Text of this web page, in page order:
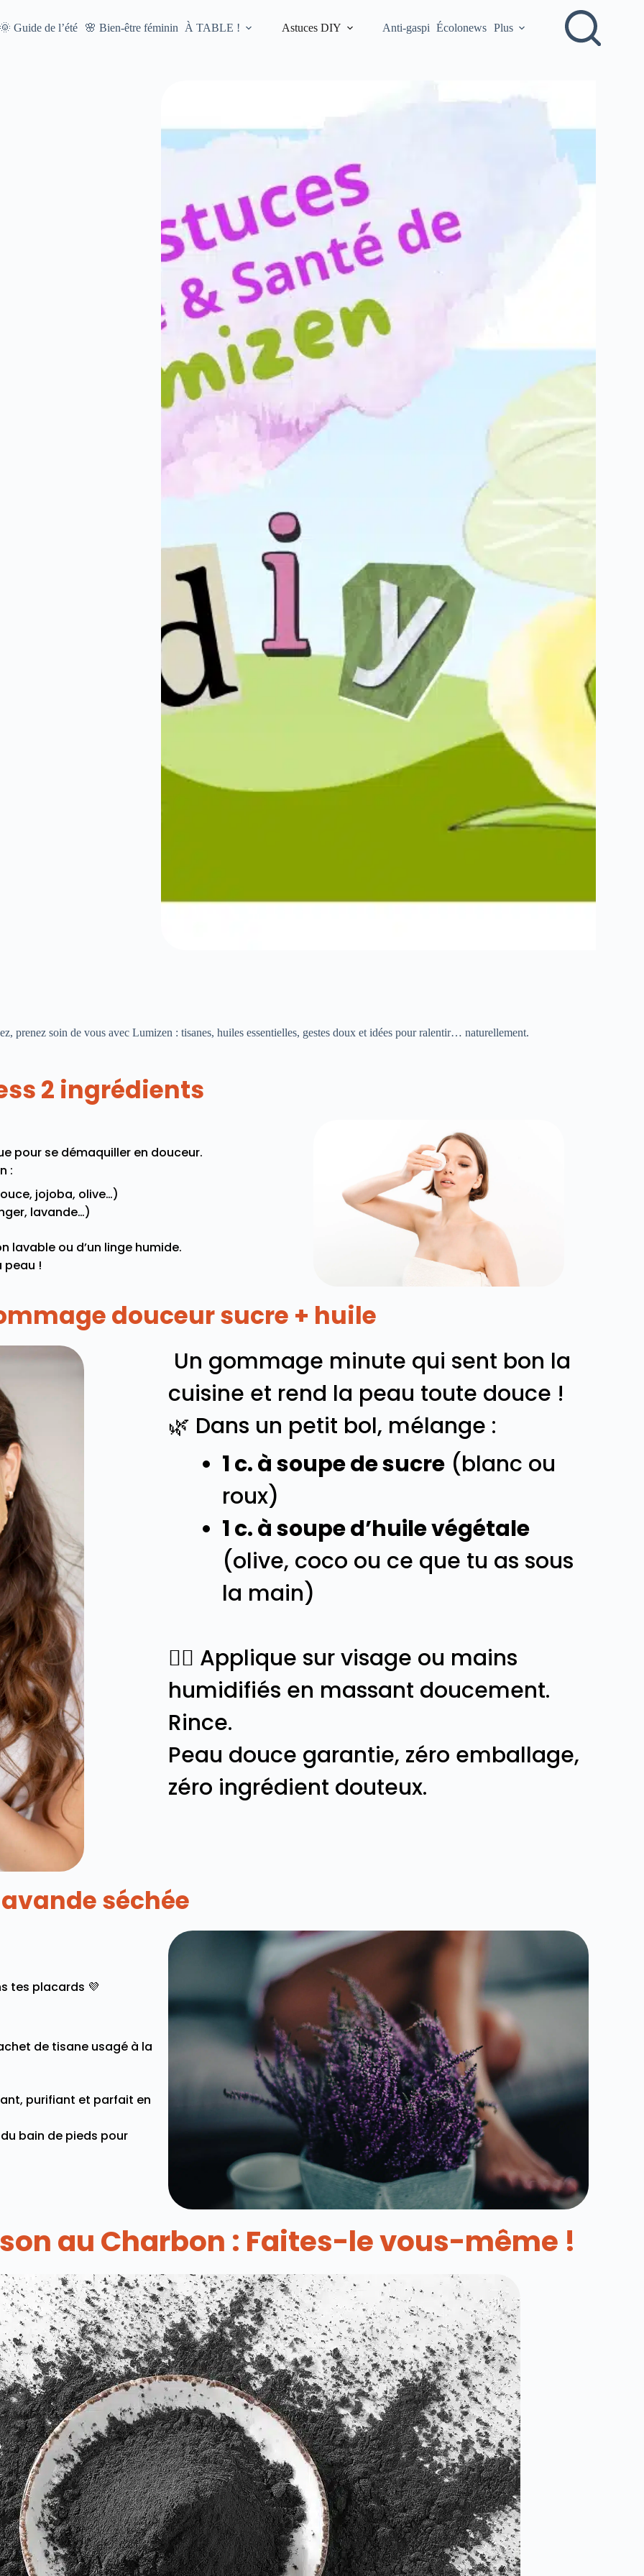
🌞 Guide de l’été 🌸 Bien-être féminin À TABLE ! Astuces DIY Anti-gaspi Écolonews Plus
prenez soin de vous avec Lumizen : tisanes, huiles essentielles, gestes doux et idées pour ralentir… naturellement.
2 ingrédients
pour se démaquiller en douceur.
:
jojoba, olive…)
lavande…)
lavable ou d’un linge humide.
peau !
douceur sucre + huile
Un gommage minute qui sent bon la
cuisine et rend la peau toute douce !
🌿 Dans un petit bol, mélange :
1 c. à soupe de sucre (blanc ou
roux)
1 c. à soupe d’huile végétale
(olive, coco ou ce que tu as sous
la main)
💆‍♀️ Applique sur visage ou mains
humidifiés en massant doucement.
Rince.
Peau douce garantie, zéro emballage,
zéro ingrédient douteux.
séchée
tes placards 💜
de tisane usagé à la
purifiant et parfait en
du bain de pieds pour
au Charbon : Faites-le vous-même !